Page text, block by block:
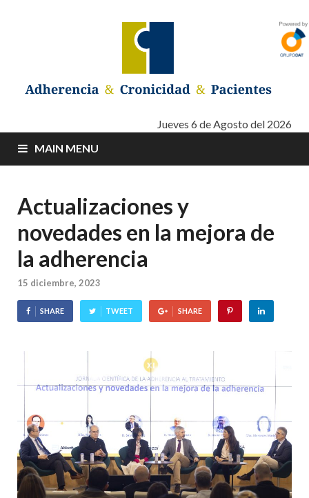
Adherencia –
Cronicidad –
Pacientes
Adherencia – Cronicidad – PacientesJueves 6 de Agosto del 2026
MAIN MENU
Actualizaciones y
novedades en la mejora de
la adherencia
15 diciembre, 2023
SHARE TWEET SHARE